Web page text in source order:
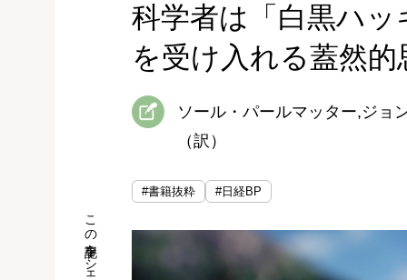
科学者は「白黒ハ
を受け入れる蓋然的
ソール・パールマッター,ジョ
（訳）
#書籍抜粋 #日経BP
この記事をシェア